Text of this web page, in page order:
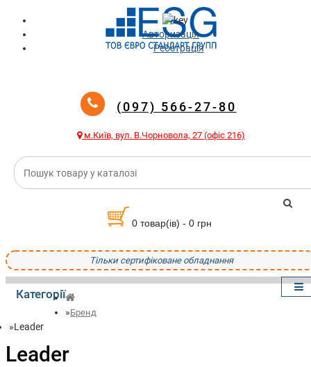
Авторизація
Реєстрація
(097) 566-27-80
м.Київ, вул. В.Чорновола, 27 (офіс 216)
0 товар(ів) - 0 грн
Тільки сертифіковане обладнання
Категорії
Бренд
Leader
Leader